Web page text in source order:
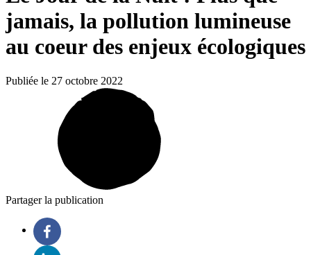
jamais, la pollution lumineuse
au coeur des enjeux écologiques
Publiée le 27 octobre 2022
Partager la publication